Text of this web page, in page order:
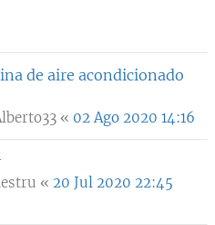
de aire acondicionado
« 02 Ago 2020 14:16
« 20 Jul 2020 22:45